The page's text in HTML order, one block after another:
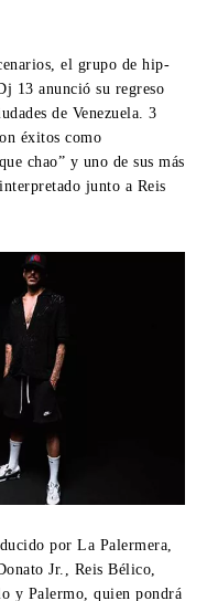
el grupo de hip-
13 anunció su regreso
de Venezuela. 3
éxitos como
chao” y uno de sus más
junto a Reis
por La Palermera,
Jr., Reis Bélico,
y Palermo, quien pondrá